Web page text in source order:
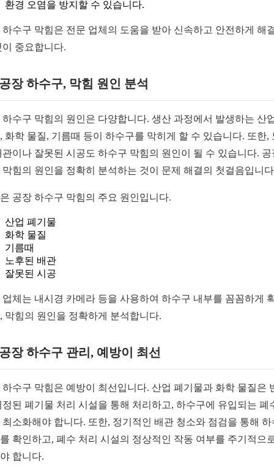
환경 오염을 방지할 수 있습니다.
하수구 막힘은 전문 업체의 도움을 받아 신속하고 안전하게 해
이 중요합니다.
장 하수구, 막힘 원인 분석
하수구 막힘의 원인은 다양합니다. 생산 과정에서 발생하는 산
화학 물질, 기름때 등이 하수구를 막히게 할 수 있습니다. 또한,
관이나 잘못된 시공도 하수구 막힘의 원인이 될 수 있습니다. 공
막힘의 원인을 정확히 분석하는 것이 문제 해결의 첫걸음입니
공장 하수구 막힘의 주요 원인입니다.
산업 폐기물
화학 물질
기름때
노후된 배관
잘못된 시공
업체는 내시경 카메라 등을 사용하여 하수구 내부를 꼼꼼하게
막힘의 원인을 정확하게 분석합니다.
장 하수구 관리, 예방이 최선
하수구 막힘은 예방이 최선입니다. 산업 폐기물과 화학 물질은
정된 폐기물 처리 시설을 통해 처리하고, 하수구에 유입되는 폐
최소화해야 합니다. 또한, 정기적인 배관 청소와 점검을 통해 하
확인하고, 폐수 처리 시설의 정상적인 작동 여부를 주기적으
합니다.